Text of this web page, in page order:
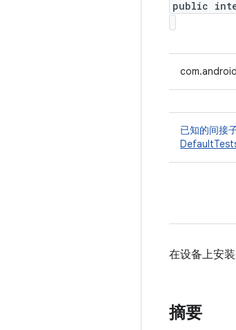
public
已知的间接
在设备上安
摘要